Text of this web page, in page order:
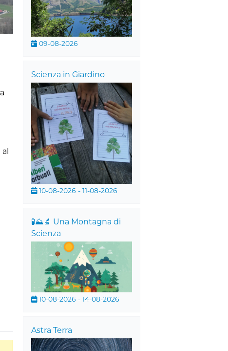
al
09-08-2026
Scienza in Giardino
10-08-2026 - 11-08-2026
🧪⛰️🔬 Una Montagna di
Scienza
10-08-2026 - 14-08-2026
Astra Terra